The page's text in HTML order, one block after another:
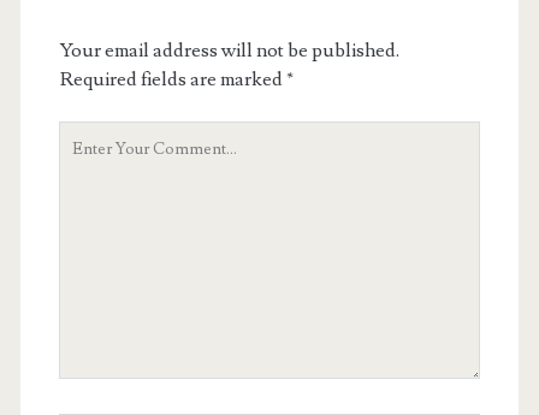
Your email address will not be published.
Required fields are marked*